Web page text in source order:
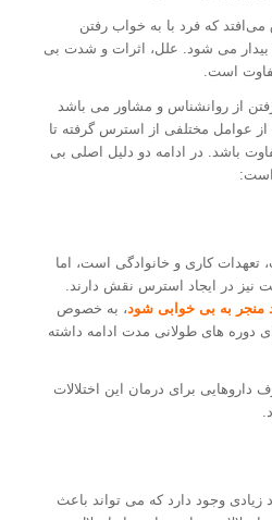
می‌افتد که فرد با به خواب رفتن
می شود. علل، اثرات و شدت بی
است.
از روانشناس و مشاور می باشد
عوامل مختلفی از استرس گرفته تا
باشد. در ادامه دو دلیل اصلی بی
است:
کاری و خانوادگی است، اما
نیز در ایجاد استرس نقش دارند.
منجر به بی خوابی شود، به خصوص
دوره های طولانی مدت ادامه داشته
برای درمان این اختلالات
زیادی وجود دارد که می تواند باعث